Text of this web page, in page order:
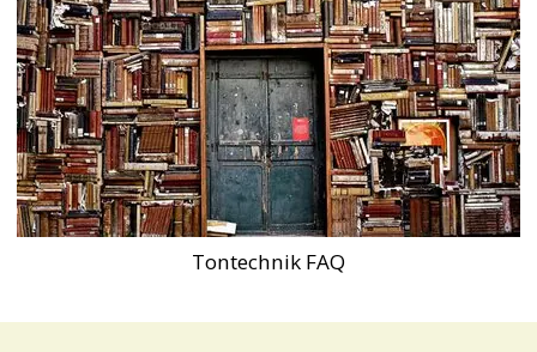
Tontechnik FAQ